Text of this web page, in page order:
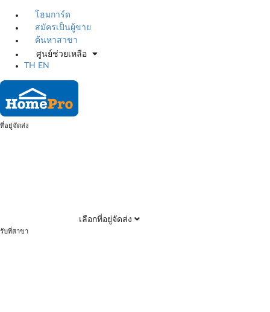
โฮมการ์ด
สมัครเป็นผู้ขาย
ค้นหาสาขา
ศูนย์ช่วยเหลือ
TH
EN
ที่อยู่จัดส่ง
เลือกที่อยู่จัดส่ง
รับที่สาขา